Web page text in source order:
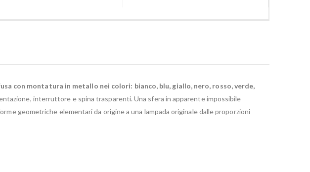
con montatura in metallo nei colori: bianco, blu, giallo, nero, rosso, verde,
interruttore e spina trasparenti. Una sfera in apparente impossibile
geometriche elementari da origine a una lampada originale dalle proporzioni